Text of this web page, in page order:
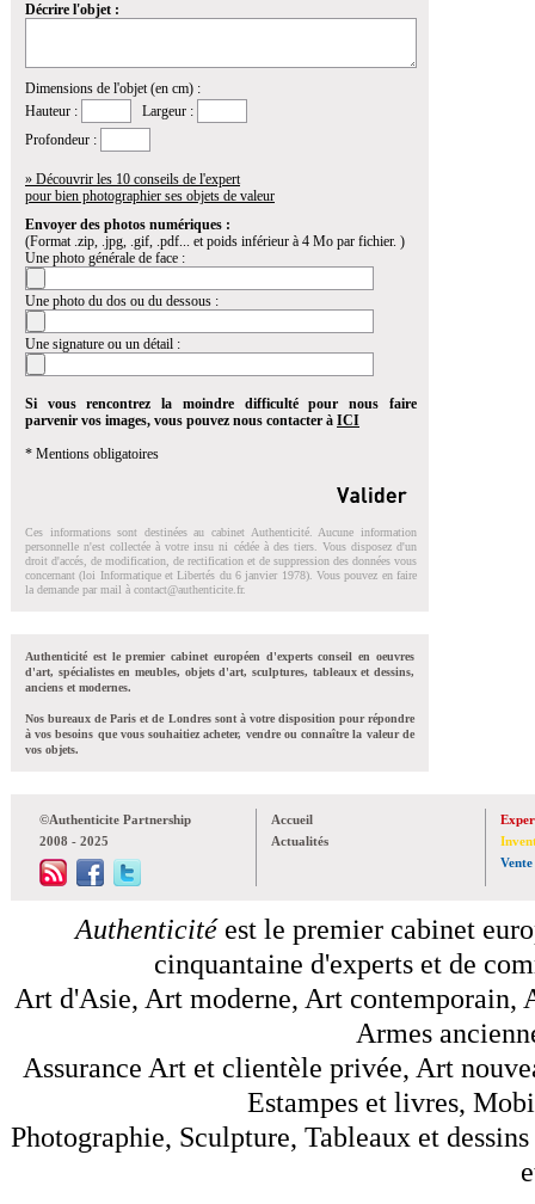
Décrire l'objet :
Dimensions de l'objet (en cm) :
Hauteur :
Largeur :
Profondeur :
» Découvrir les 10 conseils de l'expert
pour bien photographier ses objets de valeur
Envoyer des photos numériques :
(Format .zip, .jpg, .gif, .pdf... et poids inférieur à 4 Mo par fichier. )
Une photo générale de face :
Une photo du dos ou du dessous :
Une signature ou un détail :
Si vous rencontrez la moindre difficulté pour nous faire
parvenir vos images, vous pouvez nous contacter à ICI
* Mentions obligatoires
Ces informations sont destinées au cabinet Authenticité. Aucune information
personnelle n'est collectée à votre insu ni cédée à des tiers. Vous disposez d'un
droit d'accés, de modification, de rectification et de suppression des données vous
concernant (loi Informatique et Libertés du 6 janvier 1978). Vous pouvez en faire
la demande par mail à contact@authenticite.fr.
Authenticité est le premier cabinet européen d'experts conseil en oeuvres
d'art, spécialistes en meubles, objets d'art, sculptures, tableaux et dessins,
anciens et modernes.
Nos bureaux de Paris et de Londres sont à votre disposition pour répondre
à vos besoins que vous souhaitiez acheter, vendre ou connaître la valeur de
vos objets.
©Authenticite Partnership
2008 - 2025
Accueil
Actualités
Vente
Authenticitéest le premier cabinet
cinquantaine d'experts et de
Art d'Asie, Art moderne, Art contemporain,
Armes
Assurance Art et clientèle privée, Art
Estampes et livres,
Photographie, Sculpture, Tableaux et